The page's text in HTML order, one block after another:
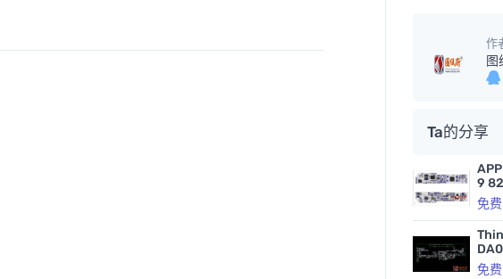
作
图
Ta的分享
9
VR
免费
免费